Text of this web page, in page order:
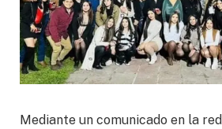
Mediante un comunicado en la